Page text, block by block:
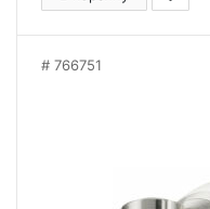
766751